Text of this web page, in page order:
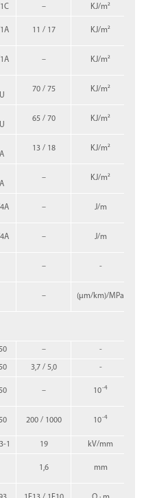
– KJ/m²
11 / 17 KJ/m²
– KJ/m²
70 / 75 KJ/m²
65 / 70 KJ/m²
13 / 18 KJ/m²
– KJ/m²
– J/m
– J/m
– -
– (µm/km)/MPa
– -
3,7 / 5,0 -
– 10-4
200 / 1000 10-4
1 19 kV/mm
1,6 mm